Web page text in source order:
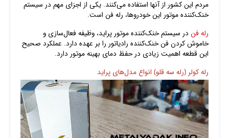
مردم این کشور از آنها استفاده می‌کنند. یکی از اجزای مهم در سیستم
خنک‌کننده موتور این خودروها، رله فن است.
رله فن در سیستم خنک‌کننده موتور پراید، وظیفه فعال‌سازی و
خاموش کردن فن خنک‌کننده رادیاتور را بر عهده دارد. عملکرد صحیح
این قطعه اهمیت زیادی در حفظ دمای بهینه موتور دارد.
رله کولر (رله سه قلو) انواع مدل‌های پراید